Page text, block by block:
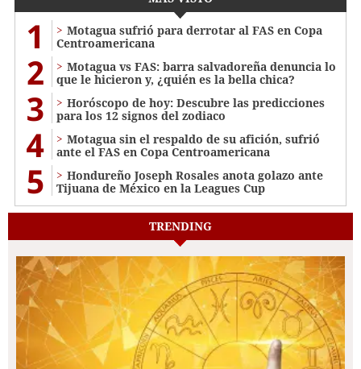
1
Motagua sufrió para derrotar al FAS en Copa
Centroamericana
2
Motagua vs FAS: barra salvadoreña denuncia lo
que le hicieron y, ¿quién es la bella chica?
3
Horóscopo de hoy: Descubre las predicciones
para los 12 signos del zodiaco
4
Motagua sin el respaldo de su afición, sufrió
ante el FAS en Copa Centroamericana
5
Hondureño Joseph Rosales anota golazo ante
Tijuana de México en la Leagues Cup
TRENDING